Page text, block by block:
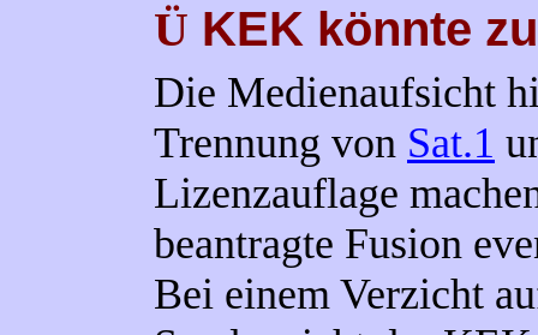
Ü KEK könnte
Die Medienaufsicht
Trennung von Sat.1
Lizenzauflage
beantragte Fusion
Bei einem Verzicht